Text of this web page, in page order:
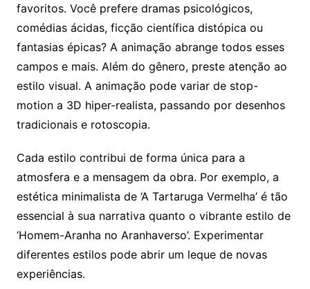
favoritos. Você prefere dramas psicológicos,
comédias ácidas, ficção científica distópica ou
fantasias épicas? A animação abrange todos esses
campos e mais. Além do gênero, preste atenção ao
estilo visual. A animação pode variar de stop-
motion a 3D hiper-realista, passando por desenhos
tradicionais e rotoscopia.
Cada estilo contribui de forma única para a
atmosfera e a mensagem da obra. Por exemplo, a
estética minimalista de ‘A Tartaruga Vermelha’ é tão
essencial à sua narrativa quanto o vibrante estilo de
‘Homem-Aranha no Aranhaverso’. Experimentar
diferentes estilos pode abrir um leque de novas
experiências.